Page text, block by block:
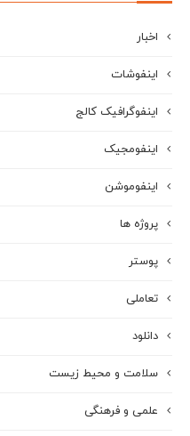
اخبار
اینفوشات
اینفوگرافیک کالج
اینفومجیک
اینفوموشن
پروژه ها
پوستر
تعاملی
دانلود
سلامت و محیط زیست
علمی و فرهنگی